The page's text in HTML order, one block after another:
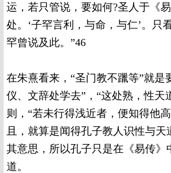
运，若只管说，要如何?圣人于《
处。‘子罕言利，与命，与仁’。只
罕曾说及此。”46
在朱熹看来，“圣门教不躐等”就是
仪、文辞处学去”，“这处熟，性天
则，“若未行得浅近者，便知得他
且，就算是闻得孔子教人识性与天
其意思，所以孔子只是在《易传》
道。